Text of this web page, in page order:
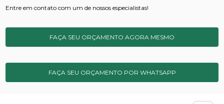
Entre em contato com um de nossos especialistas!
FAÇA SEU ORÇAMENTO AGORA MESMO
FAÇA SEU ORÇAMENTO POR WHATSAPP